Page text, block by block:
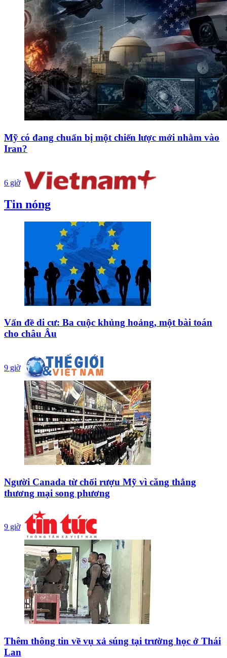
Mỹ có đang chuẩn bị một chiến lược mới nhằm vào
Iran?
6 giờ
Tin nóng
Vấn đề di cư: Ba cuộc khủng hoảng, một bài toán
cho châu Âu
9 giờ
Người Canada từ chối rượu Mỹ vì căng thẳng
thương mại song phương
9 giờ
Thêm thông tin về vụ xả súng tại trường học ở Thái
Lan